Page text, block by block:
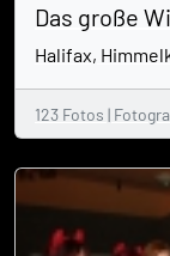
Das große
Halifax,
123 Fotos |